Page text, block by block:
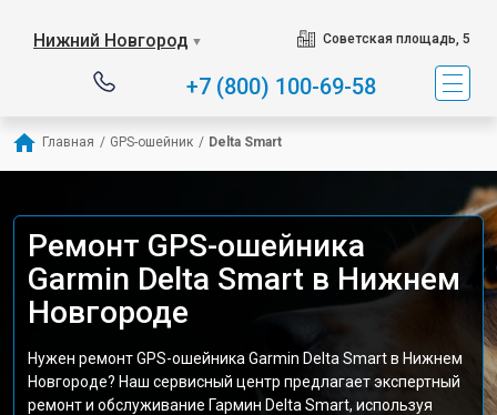
Нижний Новгород ▼ Советская площадь, 5
+7 (800) 100-69-58
Главная / GPS-ошейник / Delta Smart
Ремонт GPS-ошейника
Garmin Delta Smart в Нижнем
Новгороде
Нужен ремонт GPS-ошейника Garmin Delta Smart в Нижнем
Новгороде? Наш сервисный центр предлагает экспертный
ремонт и обслуживание Гармин Delta Smart, используя